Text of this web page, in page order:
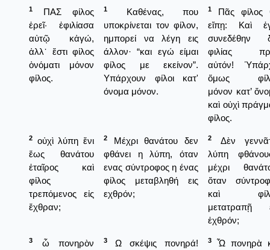
1
ΠΑΣ φίλος
ἐρεῖ· ἐφιλίασα
αὐτῷ κἀγώ,
ἀλλ᾿ ἔστι φίλος
ὀνόματι μόνον
φίλος.
1
Καθένας, που
υποκρίνεται τον φίλον,
ημπορεί να λέγη εις
άλλον· “και εγώ είμαι
φίλος με εκείνον”.
Υπάρχουν φίλοι κατ'
όνομα μόνον.
1
Πᾶς φίλος
εἴπῃ: Καὶ
συνεδέθην
φιλίας
αὐτόν!
ὅμως
μόνον κατ’
καὶ οὐχὶ
φίλος.
2
οὐχὶ λύπη ἔνι
ἕως θανάτου
ἑταῖρος καὶ
φίλος
τρεπόμενος εἰς
ἔχθραν;
2
Μέχρι θανάτου δεν
φθάνει η λύπη, όταν
ενας σύντροφος η ένας
φίλος μεταβληθή εις
εχθρόν;
2
Δὲν
λύπη
μέχρι
ὅταν
καὶ
μετατραπῇ
ἐχθρόν;
3
ὦ πονηρὸν
3
Ω σκέψις πονηρά!
3
Ὦ πονηρὰ